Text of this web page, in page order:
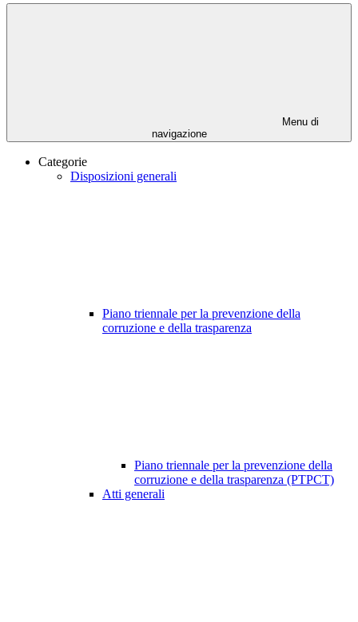
Menu di
navigazione
Categorie
Disposizioni generali
Piano triennale per la prevenzione della
corruzione e della trasparenza
Piano triennale per la prevenzione della
corruzione e della trasparenza (PTPCT)
Atti generali